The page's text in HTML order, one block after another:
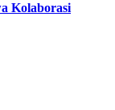
Kolaborasi